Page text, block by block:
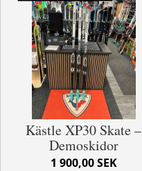
Kästle XP30 Skate –
Demoskidor
1 900,00 SEK